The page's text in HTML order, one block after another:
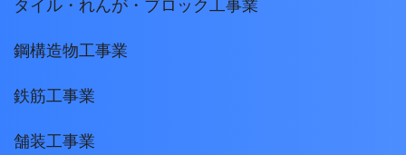
タイル・れんが・ブロック工事業
鋼構造物工事業
鉄筋工事業
舗装工事業